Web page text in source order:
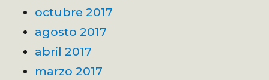
octubre 2017
agosto 2017
abril 2017
marzo 2017